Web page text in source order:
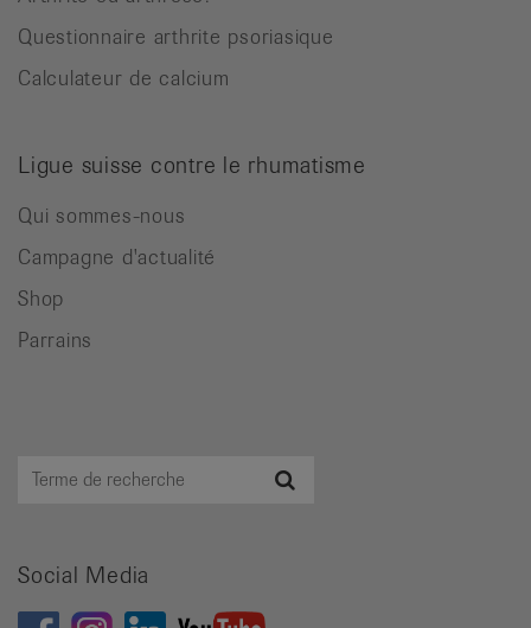
Questionnaire arthrite psoriasique
Calculateur de calcium
Ligue suisse contre le rhumatisme
Qui sommes-nous
Campagne d'actualité
Shop
Parrains
Terme
Social Media